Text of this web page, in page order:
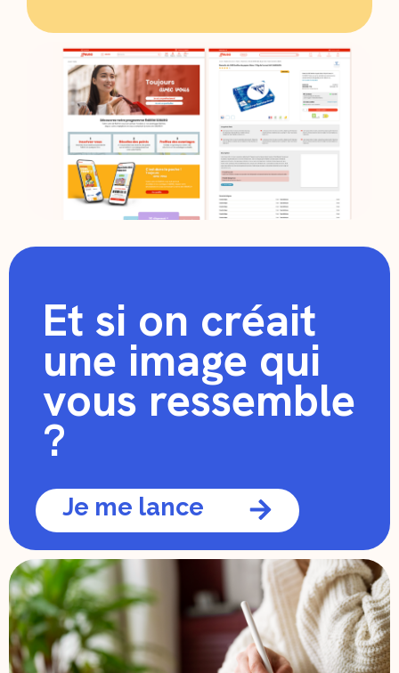
Et si on créait
une image qui
vous ressemble
?
Je me lance